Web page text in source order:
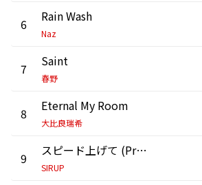
6 Rain Wash
Naz
7 Saint
春野
8 Eternal My Room
大比良瑞希
9 スピード上げて (Prod. Chaki Zulu)
SIRUP